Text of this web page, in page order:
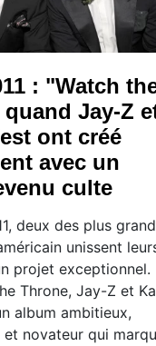
: "Watch
Jay-Z
ont créé
avec un
culte
deux des plus
unissent
projet exceptionnel.
Throne, Jay-Z et
album ambitieux,
novateur qui